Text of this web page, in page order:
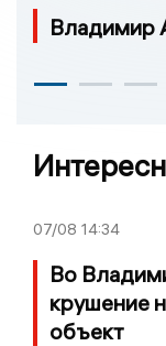
Владимир
07/08 14:34
Во
крушение
объект